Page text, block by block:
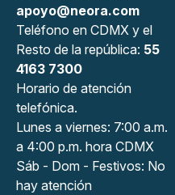
apoyo@neora.com
Teléfono en CDMX y el
Resto de la república: 55
4163 7300
Horario de atención
telefónica.
Lunes a viernes: 7:00 a.m.
a 4:00 p.m. hora CDMX
Sáb - Dom - Festivos: No
hay atención